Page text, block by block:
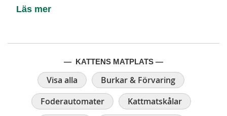
Läs mer
— KATTENS MATPLATS —
Visa alla
Burkar & Förvaring
Foderautomater
Kattmatskålar